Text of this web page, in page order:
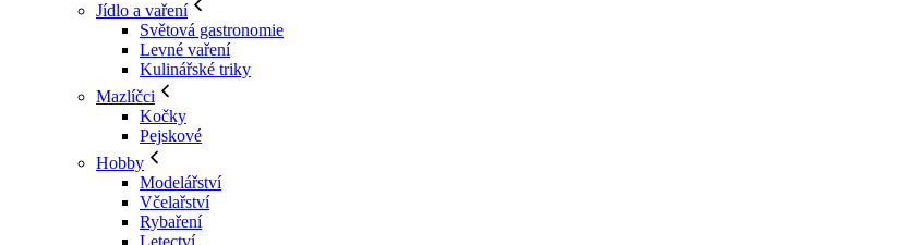
Jídlo a vaření
Světová gastronomie
Levné vaření
Kulinářské triky
Mazlíčci
Kočky
Pejskové
Hobby
Modelářství
Včelařství
Rybaření
Letectví